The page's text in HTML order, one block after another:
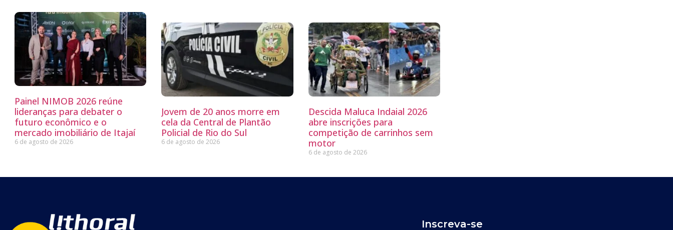
Painel NIMOB 2026 reúne
lideranças para debater o
futuro econômico e o
mercado imobiliário de Itajaí
6 de agosto de 2026
Jovem de 20 anos morre em
cela da Central de Plantão
Policial de Rio do Sul
6 de agosto de 2026
Descida Maluca Indaial 2026
abre inscrições para
competição de carrinhos sem
motor
6 de agosto de 2026
Inscreva-se